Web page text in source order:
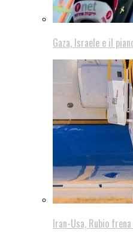
Gaza, Israele e il
Iran-Usa, Rubio